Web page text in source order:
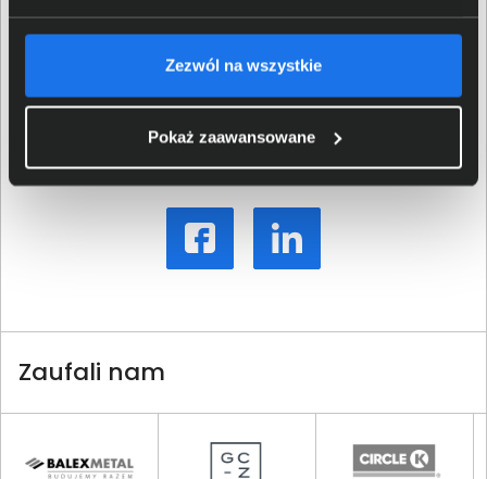
Zezwól na wszystkie
Pokaż zaawansowane
Udostępnij:
Zaufali nam